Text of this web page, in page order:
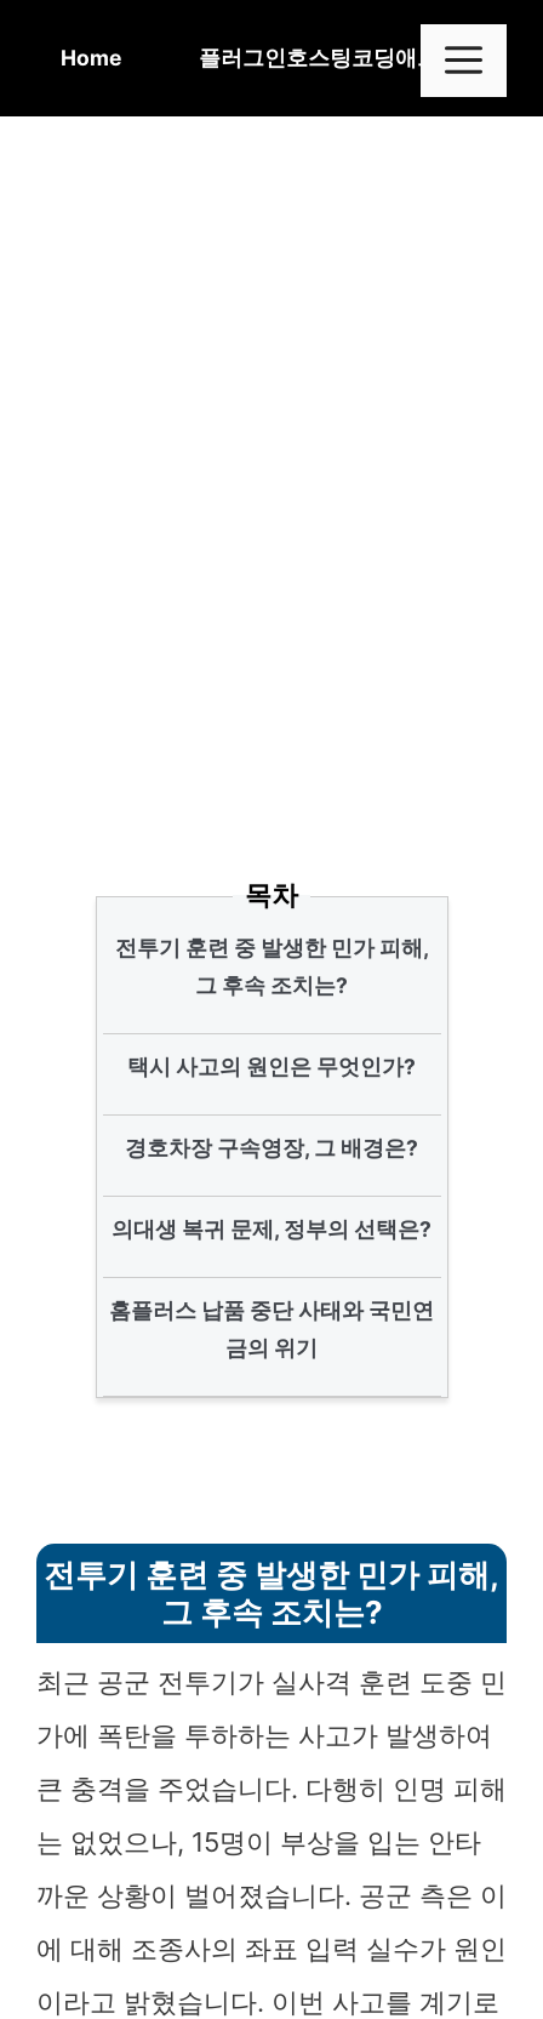
Home 플러그인호스팅코딩애드센스
목차
전투기 훈련 중 발생한 민가 피해,
그 후속 조치는?
택시 사고의 원인은 무엇인가?
경호차장 구속영장, 그 배경은?
의대생 복귀 문제, 정부의 선택은?
홈플러스 납품 중단 사태와 국민연
금의 위기
전투기 훈련 중 발생한 민가 피해,
그 후속 조치는?
최근 공군 전투기가 실사격 훈련 도중 민
가에 폭탄을 투하하는 사고가 발생하여
큰 충격을 주었습니다. 다행히 인명 피해
는 없었으나, 15명이 부상을 입는 안타
까운 상황이 벌어졌습니다. 공군 측은 이
에 대해 조종사의 좌표 입력 실수가 원인
이라고 밝혔습니다. 이번 사고를 계기로